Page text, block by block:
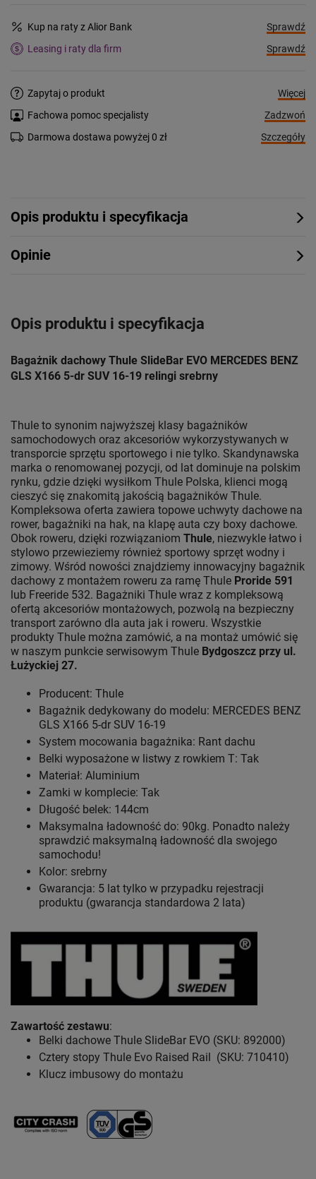
Kup na raty z Alior Bank
Sprawdź
Leasing i raty dla firm
Sprawdź
Zapytaj o produkt
Więcej
Fachowa pomoc specjalisty
Zadzwoń
Darmowa dostawa powyżej 0 zł
Szczegóły
Opis produktu i specyfikacja
Opinie
Opis produktu i specyfikacja
Bagażnik dachowy Thule SlideBar EVO MERCEDES BENZ
GLS X166 5-dr SUV 16-19 relingi srebrny
Thule to synonim najwyższej klasy bagażników
samochodowych oraz akcesoriów wykorzystywanych w
transporcie sprzętu sportowego i nie tylko. Skandynawska
marka o renomowanej pozycji, od lat dominuje na polskim
rynku, gdzie dzięki wysiłkom Thule Polska, klienci mogą
cieszyć się znakomitą jakością bagażników Thule.
Kompleksowa oferta zawiera topowe uchwyty dachowe na
rower, bagażniki na hak, na klapę auta czy boxy dachowe.
Obok roweru, dzięki rozwiązaniom Thule, niezwykle łatwo i
stylowo przewieziemy również sportowy sprzęt wodny i
zimowy. Wśród nowości znajdziemy innowacyjny bagażnik
dachowy z montażem roweru za ramę Thule Proride 591
lub Freeride 532. Bagażniki Thule wraz z kompleksową
ofertą akcesoriów montażowych, pozwolą na bezpieczny
transport zarówno dla auta jak i roweru. Wszystkie
produkty Thule można zamówić, a na montaż umówić się
w naszym punkcie serwisowym Thule Bydgoszcz przy ul.
Łużyckiej 27.
Producent: Thule
Bagażnik dedykowany do modelu: MERCEDES BENZ
GLS X166 5-dr SUV 16-19
System mocowania bagażnika: Rant dachu
Belki wyposażone w listwy z rowkiem T: Tak
Materiał: Aluminium
Zamki w komplecie: Tak
Długość belek: 144cm
Maksymalna ładowność do: 90kg. Ponadto należy
sprawdzić maksymalną ładowność dla swojego
samochodu!
Kolor: srebrny
Gwarancja: 5 lat tylko w przypadku rejestracji
produktu (gwarancja standardowa 2 lata)
Zawartość zestawu:
Belki dachowe Thule SlideBar EVO (SKU: 892000)
Cztery stopy Thule Evo Raised Rail (SKU: 710410)
Klucz imbusowy do montażu